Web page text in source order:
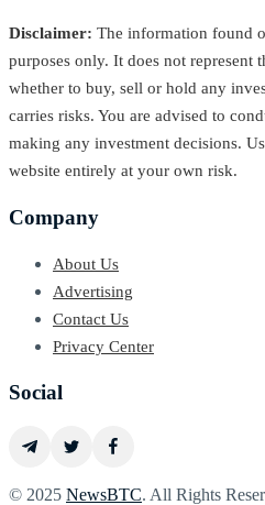
Disclaimer: The information found
purposes only. It does not represent
whether to buy, sell or hold any
carries risks. You are advised to
making any investment decisions.
website entirely at your own risk.
Company
About Us
Advertising
Contact Us
Privacy Center
Social
© 2025 NewsBTC. All Rights